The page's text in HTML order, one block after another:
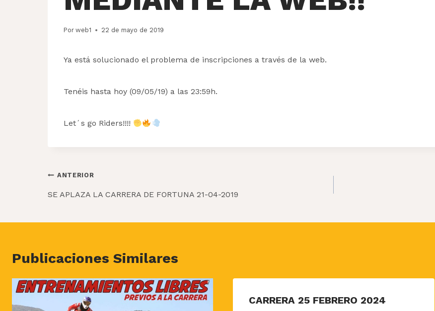
Por web1 22 de mayo de 2019
Ya está solucionado el problema de inscripciones a través de la web.
Tenéis hasta hoy (09/05/19) a las 23:59h.
Let´s go Riders!!!!
Navegación
de
ANTERIOR
SE APLAZA LA CARRERA DE FORTUNA 21-04-2019
Publicaciones Similares
CARRERA 25 FEBRERO 2024